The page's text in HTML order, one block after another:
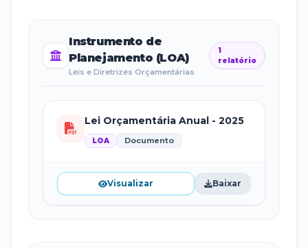
Instrumento de
Planejamento (LOA)
Leis e Diretrizes Orçamentárias
1
relatório
Lei Orçamentária Anual - 2025
LOA Documento
Visualizar Baixar